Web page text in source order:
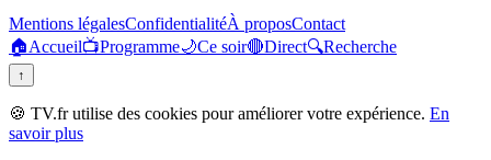
Mentions légalesConfidentialitéÀ proposContact
🏠Accueil📺Programme🌙Ce soir🔴Direct🔍Recherche
↑
🍪 TV.fr utilise des cookies pour améliorer votre expérience. En
savoir plus